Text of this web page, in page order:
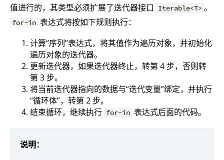
值进行的，其类型必须扩展了迭代器接口
Iterable<T> 。
for-in 表达式将按如下规则执行：
计算“序列”表达式，将其值作为遍历对象，并初始化
遍历对象的迭代器。
更新迭代器，如果迭代器终止，转第 4 步，否则转
第 3 步。
将当前迭代器指向的数据与“迭代变量”绑定，并执行
“循环体”，转第 2 步。
结束循环，继续执行 for-in 表达式后面的代码。
说明：